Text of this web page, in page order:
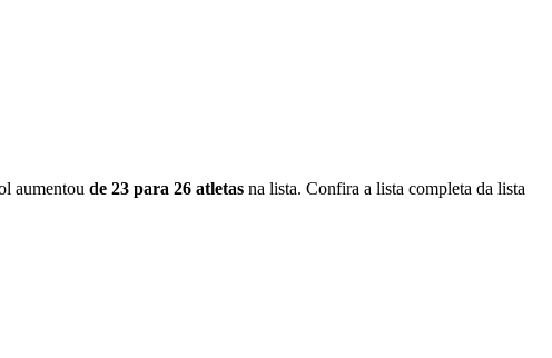
aumentou de 23 para 26 atletas na lista. Confira a lista completa da lista